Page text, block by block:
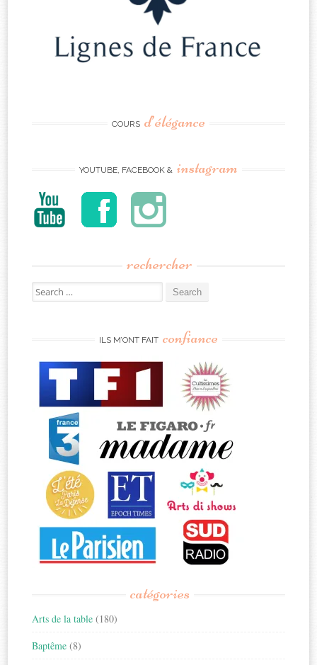
COURS d’élégance
YOUTUBE, FACEBOOK & instagram
rechercher
Search
for:
ILS M’ONT FAIT confiance
catégories
Arts de la table (180)
Baptême (8)